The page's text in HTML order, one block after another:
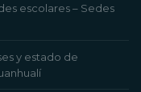
escolares – Sedes
y estado de